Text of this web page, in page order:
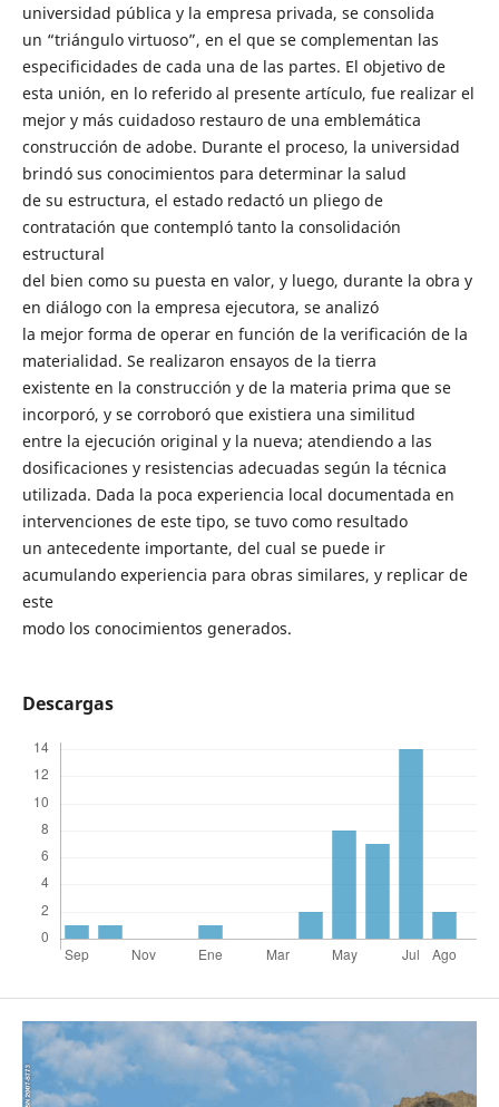
universidad pública y la empresa privada, se consolida
un “triángulo virtuoso”, en el que se complementan las
especificidades de cada una de las partes. El objetivo de
esta unión, en lo referido al presente artículo, fue realizar el
mejor y más cuidadoso restauro de una emblemática
construcción de adobe. Durante el proceso, la universidad
brindó sus conocimientos para determinar la salud
de su estructura, el estado redactó un pliego de
contratación que contempló tanto la consolidación
estructural
del bien como su puesta en valor, y luego, durante la obra y
en diálogo con la empresa ejecutora, se analizó
la mejor forma de operar en función de la verificación de la
materialidad. Se realizaron ensayos de la tierra
existente en la construcción y de la materia prima que se
incorporó, y se corroboró que existiera una similitud
entre la ejecución original y la nueva; atendiendo a las
dosificaciones y resistencias adecuadas según la técnica
utilizada. Dada la poca experiencia local documentada en
intervenciones de este tipo, se tuvo como resultado
un antecedente importante, del cual se puede ir
acumulando experiencia para obras similares, y replicar de
este
modo los conocimientos generados.
Descargas